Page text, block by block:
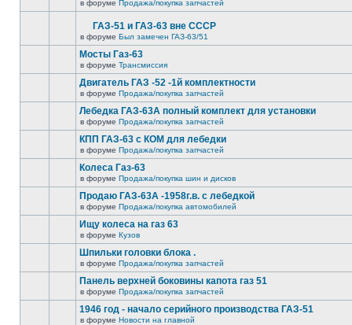
в форуме Продажа/покупка запчастей
ГАЗ-51 и ГАЗ-63 вне СССР
в форуме Был замечен ГАЗ-63/51
Мосты Газ-63
в форуме Трансмиссия
Двигатель ГАЗ -52 -1й комплектности
в форуме Продажа/покупка запчастей
Лебедка ГАЗ-63А полный комплект для установки
в форуме Продажа/покупка запчастей
КПП ГАЗ-63 с КОМ для лебедки
в форуме Продажа/покупка запчастей
Колеса Газ-63
в форуме Продажа/покупка шин и дисков
Продаю ГАЗ-63А -1958г.в. с лебедкой
в форуме Продажа/покупка автомобилей
Ищу колеса на газ 63
в форуме Кузов
Шпильки головки блока .
в форуме Продажа/покупка запчастей
Панель верхней боковины капота газ 51
в форуме Продажа/покупка запчастей
1946 год - начало серийного производства ГАЗ-51
в форуме Новости на главной